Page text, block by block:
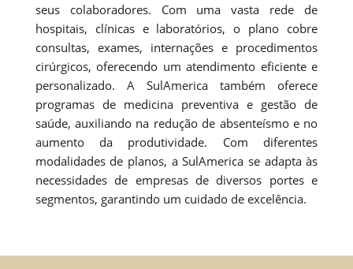
seus colaboradores. Com uma vasta rede de
hospitais, clínicas e laboratórios, o plano cobre
consultas, exames, internações e procedimentos
cirúrgicos, oferecendo um atendimento eficiente e
personalizado. A SulAmerica também oferece
programas de medicina preventiva e gestão de
saúde, auxiliando na redução de absenteísmo e no
aumento da produtividade. Com diferentes
modalidades de planos, a SulAmerica se adapta às
necessidades de empresas de diversos portes e
segmentos, garantindo um cuidado de excelência.